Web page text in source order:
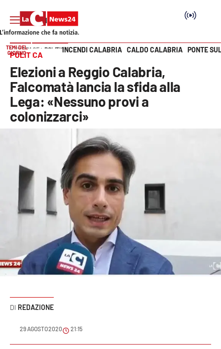
SEZIONI
Cronaca
Politica
Economia e lavoro
Italia Mondo
Sport
Podcast
Meteo
Vai
TEMI DEL
GIORNO
INCENDI CALABRIA CALDO CALABRIA PONTE
HOME PAGE POLITICA
POLITICA
Elezioni a Reggio Calabria,
Falcomatà lancia la sfida alla
Lega: «Nessuno provi a
colonizzarci»
REDAZIONE
29 AGOSTO 2020 21:15